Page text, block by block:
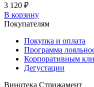
3 120 ₽
В корзину
Покупателям
Покупка и оплата
Программа
Корпоративным
Дегустации
Винотека Стрижамент